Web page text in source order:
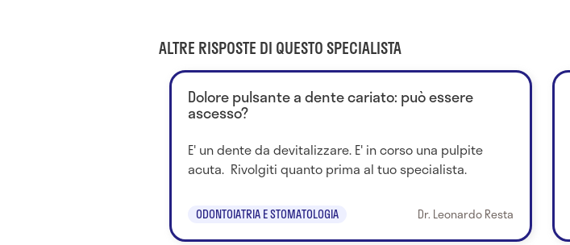
ALTRE RISPOSTE DI QUESTO SPECIALISTA
Dolore pulsante a dente cariato: può essere
ascesso?
E' un dente da devitalizzare. E' in corso una pulpite
acuta. Rivolgiti quanto prima al tuo specialista.
ODONTOIATRIA E STOMATOLOGIA Dr. Leonardo Resta